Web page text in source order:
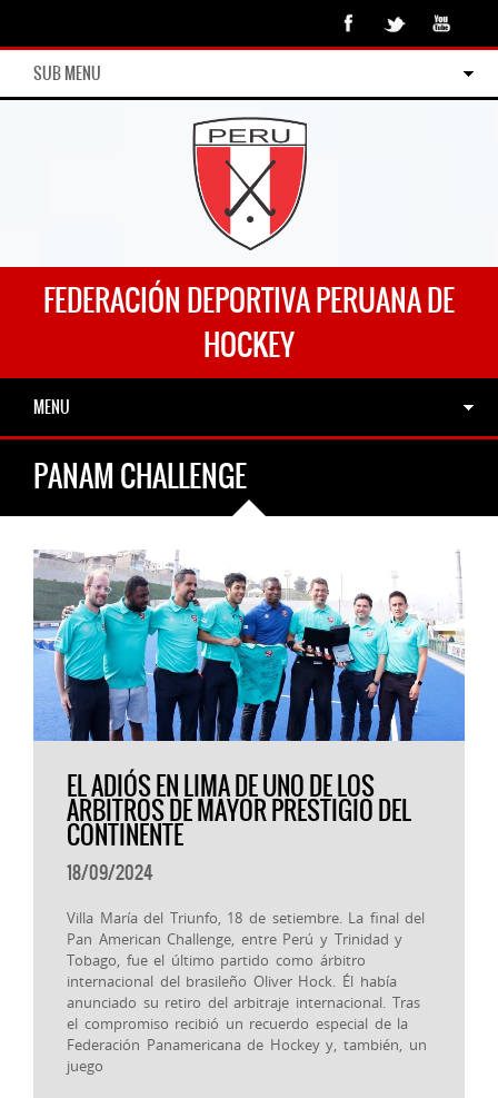
SUB MENU
FEDERACIÓN DEPORTIVA PERUANA DE
HOCKEY
MENU
PANAM CHALLENGE
EL ADIÓS EN LIMA DE UNO DE LOS
ARBITROS DE MAYOR PRESTIGIO DEL
CONTINENTE
18/09/2024
Villa María del Triunfo, 18 de setiembre. La final del
Pan American Challenge, entre Perú y Trinidad y
Tobago, fue el último partido como árbitro
internacional del brasileño Oliver Hock. Él había
anunciado su retiro del arbitraje internacional. Tras
el compromiso recibió un recuerdo especial de la
Federación Panamericana de Hockey y, también, un
juego